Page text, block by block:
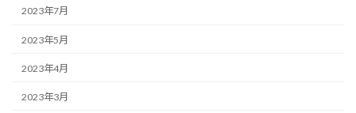
2023年7月
2023年5月
2023年4月
2023年3月